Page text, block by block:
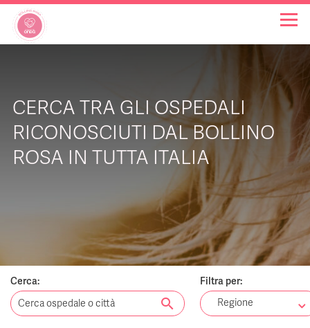
INIZIATIVE
NOTIZIE
CHI SIAMO
CERCA TRA GLI OSPEDALI
RICONOSCIUTI DAL BOLLINO
ROSA IN TUTTA ITALIA
Cerca:
search
Filtra per:
Regione